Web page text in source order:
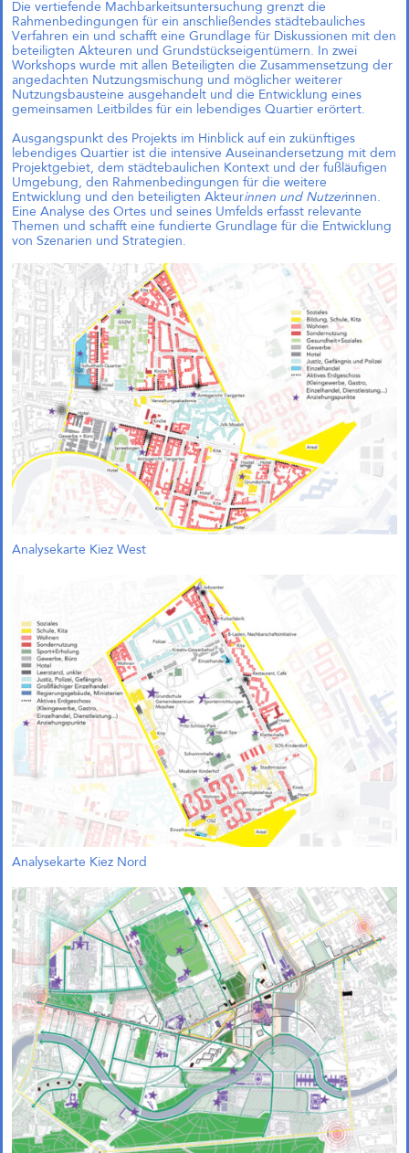
Das große kleine Haus,
München (Objektplanung)
Zukunftsquartier Piek 17,
Bremen (1. Preis)
1. Preis und Beauftragung in
Bremen!
Gemeinsam mit Treibhaus
Landschaftsarchitekten freuen wir
uns, unseren 1. Preis im
Wettbewerb „Zukunftsquartier
Piek 17 – Produktives Stadtquartier
am Grünen Hafenbecken“ in
Bremen nun offiziell bekanngeben
zu können. Der Wettbewerb wurde
und unsere Arbeitsgemeinschaft
wurde beauftragt, das Projekt im
Rahmen eines städtebaulichen
Entwurfs weiterzuentwickeln.
UdK tuesday. Wettbewerbe
und Strategien: Vortrag an der
Universität der Künste
Am 09.12.2025 um 19:00 Uhr ist
Andreas Krauth mit dem Vortrag
Wettbewerbe und Strategien beim
UdK tuesday im Café Kubik an der
Universität der Künste zu Gast. Wir
freuen uns über die Einladung!
Die vertiefende Machbarkeitsuntersuchung grenzt die
Rahmenbedingungen für ein anschließendes städtebauliches
Verfahren ein und schafft eine Grundlage für Diskussionen mit den
beteiligten Akteuren und Grundstückseigentümern. In zwei
Workshops wurde mit allen Beteiligten die Zusammensetzung der
angedachten Nutzungsmischung und möglicher weiterer
Nutzungsbausteine ausgehandelt und die Entwicklung eines
gemeinsamen Leitbildes für ein lebendiges Quartier erörtert.
Ausgangspunkt des Projekts im Hinblick auf ein zukünftiges
lebendiges Quartier ist die intensive Auseinandersetzung mit dem
Projektgebiet, dem städtebaulichen Kontext und der fußläufigen
Umgebung, den Rahmenbedingungen für die weitere
Entwicklung und den beteiligten Akteurinnen und Nutzerinnen.
Eine Analyse des Ortes und seines Umfelds erfasst relevante
Themen und schafft eine fundierte Grundlage für die Entwicklung
von Szenarien und Strategien.
Analysekarte Kiez West
Analysekarte Kiez Nord